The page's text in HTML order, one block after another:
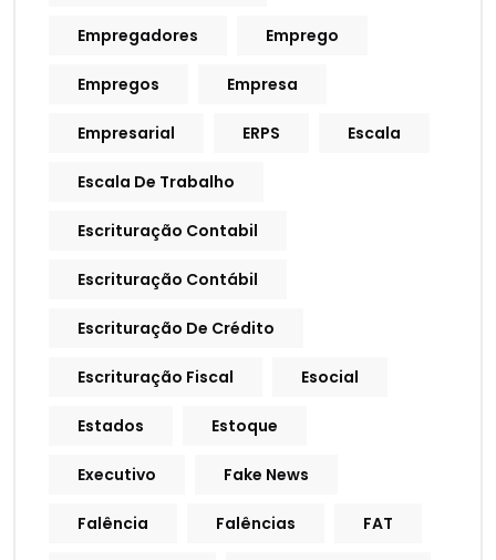
Empregadores Emprego
Empregos Empresa
Empresarial ERPS Escala
Escala De Trabalho
Escrituração Contabil
Escrituração Contábil
Escrituração De Crédito
Escrituração Fiscal Esocial
Estados Estoque
Executivo Fake News
Falência Falências FAT